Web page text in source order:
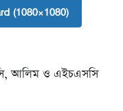
(1080×1080)
আলিম ও এইচএসসি